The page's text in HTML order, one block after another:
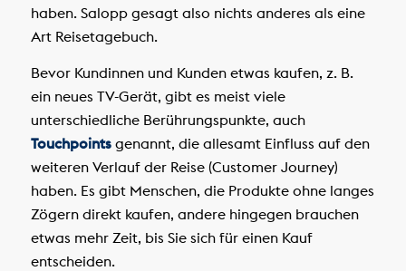
haben. Salopp gesagt also nichts anderes als eine
Art Reisetagebuch.
Bevor Kundinnen und Kunden etwas kaufen, z. B.
ein neues TV-Gerät, gibt es meist viele
unterschiedliche Berührungspunkte, auch
Touchpointsgenannt, die allesamt Einfluss auf den
weiteren Verlauf der Reise (Customer Journey)
haben. Es gibt Menschen, die Produkte ohne langes
Zögern direkt kaufen, andere hingegen brauchen
etwas mehr Zeit, bis Sie sich für einen Kauf
entscheiden.